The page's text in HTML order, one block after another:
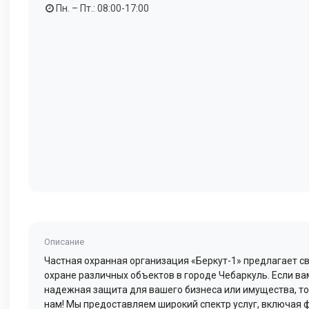
Пн. – Пт.: 08:00-17:00
Описание
Частная охранная организация «Беркут-1» предлагает
охране различных объектов в городе Чебаркуль. Если
надежная защита для вашего бизнеса или имущества,
нам! Мы предоставляем широкий спектр услуг, включая